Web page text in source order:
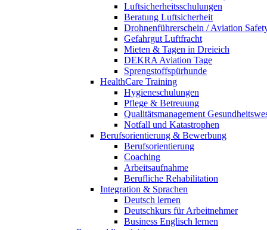
Luftsicherheitsschulungen
Beratung Luftsicherheit
Drohnenführerschein / Aviation
Gefahrgut Luftfracht
Mieten & Tagen in Dreieich
DEKRA Aviation Tage
Sprengstoffspürhunde
HealthCare Training
Hygieneschulungen
Pflege & Betreuung
Qualitätsmanagement
Notfall und Katastrophen
Berufsorientierung & Bewerbung
Berufsorientierung
Coaching
Arbeitsaufnahme
Berufliche Rehabilitation
Integration & Sprachen
Deutsch lernen
Deutschkurs für Arbeitnehmer
Business Englisch lernen